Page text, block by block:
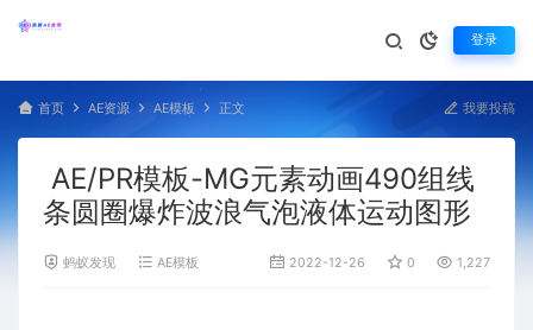
登录
首页 AE资源 AE模板 正文 我要投稿
AE/PR模板-MG元素动画490组线
条圆圈爆炸波浪气泡液体运动图形
蚂蚁发现 AE模板 2022-12-26 0 1,227